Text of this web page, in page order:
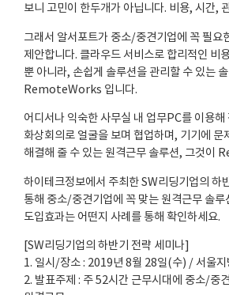
보니 고민이 한두개가 아닙니다. 비용, 시간,
그래서 알서포트가 중소/중견기업에 꼭 필요
제안합니다. 클라우드 서비스로 합리적인 비
뿐 아니라, 손쉽게 솔루션을 관리할 수 있는
RemoteWorks 입니다.
어디서나 익숙한 사무실 내 업무PC를 이용
화상회의로 얼굴을 보며 협업하며, 기기에 문
해결해 줄 수 있는 원격근무 솔루션, 그것이
하이테크정보에서 주최한 SW리딩기업의 하
통해 중소/중견기업에 꼭 맞는 원격근무 솔루
도입효과는 어떤지 사례를 통해 확인하세요.
[SW리딩기업의 하반기 전략 세미나]
1. 일시/장소 : 2019년 8월 28일(수) / 서울
2. 발표주제 : 주 52시간 근무시대에 중소/중